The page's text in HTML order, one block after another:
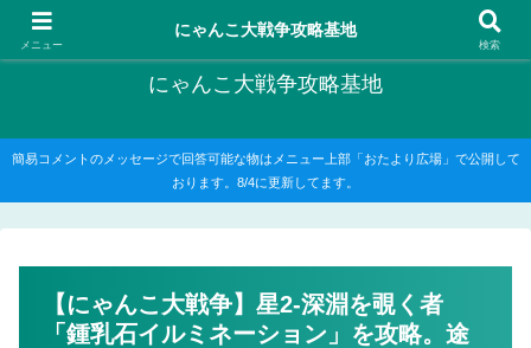
にゃんこ大戦争の攻略がメインですが、他のゲームの記事もたまに書いてます
にゃんこ大戦争攻略基地
簡易コメントのメッセージで回答可能な物はメニュー上部「おたより広場」で公開して
おります。8/4に更新してます。
【にゃんこ大戦争】星2-深淵を覗く者
「鍾乳石イルミネーション」を攻略。途
メニュー
にゃんこ大戦争攻略基地
検索